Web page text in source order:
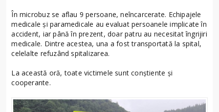
În microbuz se aflau 9 persoane, neîncarcerate. Echipajele
medicale și paramedicale au evaluat persoanele implicate în
accident, iar până în prezent, doar patru au necesitat îngrijiri
medicale. Dintre acestea, una a fost transportată la spital,
celelalte refuzând spitalizarea.
La această oră, toate victimele sunt conștiente și
cooperante.